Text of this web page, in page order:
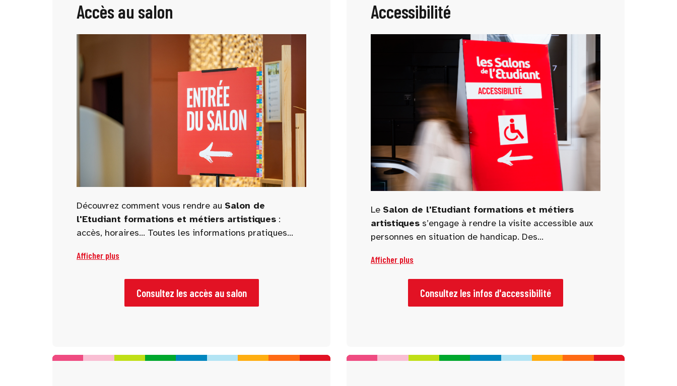
Accès au salon
Découvrez comment vous rendre au Salon de
l'Etudiant formations et métiers artistiques :
accès, horaires... Toutes les informations pratiques
Afficher plus
Consultez les accès au salon
Accessibilité
Le Salon de l'Etudiant formations et métiers
artistiques s’engage à rendre la visite accessible aux
personnes en situation de handicap. Des
garantir une visite fluide, confortable et inclusive aux
personnes à mobilité réduite.
Afficher plus
Consultez les infos d'accessibilité